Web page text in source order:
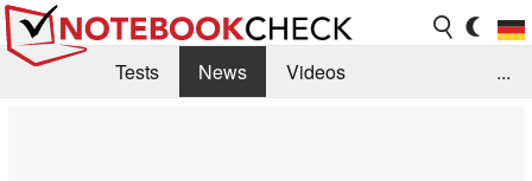
Tests News
Videos
...